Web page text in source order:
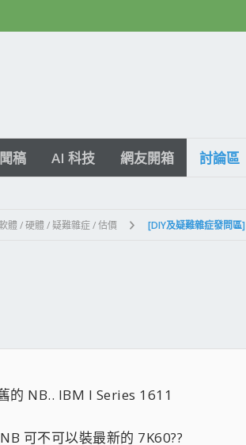
稿 AI 科技 網友開箱 討論區
體 / 硬體 / 疑難雜症 / 估價 [DIY及疑難雜症發問區]
的 NB.. IBM I Series 1611
可不可以裝最新的 7K60??